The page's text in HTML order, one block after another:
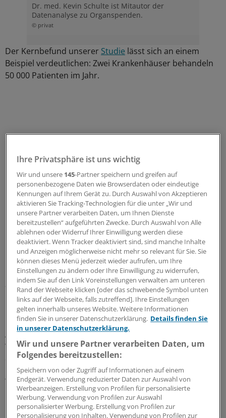
Dr. med. Kevin Schulte ist Mitautor der
Datenanalyse zu Organspenden.
© privat
Der Kernbefund unserer Studie lässt sich an einem
Beispiel verdeutlichen: Zwei Krankenhäuser behandeln
50 000 Patienten im Jahr.
Die Anzahl der Verstorbenen, die für eine Organspende
in Frage kommen, unterscheidet sich nicht zwischen den
Kliniken. Trotzdem kommt es in dem einen Krankenhaus
nur einmal zu einer Organspende, wohingegen in dem
anderen 15 Spenden stattfinden.
Dieser Befund kann weder durch die Einstellung der
Bevölkerung zu Organspenden noch durch die
geltenden rechtlichen Rahmenbedingungen erklärt
werden – diese gelten für beide Kliniken gleichermaßen.
So unangenehm es auch ist: Das Problem besteht in den
Krankenhäusern und muss auch dort gelöst werden.
Wenn das gelingt, könnte die Anzahl der Organspenden
in Deutschland unter den aktuellen
Rahmenbedingungen verdreifacht werden.
Ihre Privatsphäre ist uns wichtig
Wir und unsere 145-Partner speichern und greifen auf
personenbezogene Daten wie Browserdaten oder eindeutige
Kennungen auf Ihrem Gerät zu. Durch Auswahl von Akzeptieren
aktivieren Sie Tracking-Technologien für die unter „Wir und
unsere Partner verarbeiten Daten, um Ihnen Dienste
bereitzustellen“ aufgeführten Zwecke. Durch Auswahl von Alle
ablehnen oder Widerruf Ihrer Einwilligung werden diese
deaktiviert. Wenn Tracker deaktiviert sind, sind manche Inhalte
und Anzeigen möglicherweise nicht mehr so relevant für Sie. Sie
können dieses Menü jederzeit wieder aufrufen, um Ihre
Einstellungen zu ändern oder Ihre Einwilligung zu widerrufen,
indem Sie auf den Link Voreinstellungen verwalten am unteren
Rand der Webseite klicken [oder das schwebende Symbol unten
links auf der Webseite, falls zutreffend]. Ihre Einstellungen
gelten innerhalb unseres Website. Weitere Informationen
finden Sie in unserer Datenschutzerklärung. Details finden Sie
in unserer Datenschutzerklärung.
Wir und unsere Partner verarbeiten Daten, um
Folgendes bereitzustellen:
Speichern von oder Zugriff auf Informationen auf einem
Endgerät. Verwendung reduzierter Daten zur Auswahl von
Werbeanzeigen. Erstellung von Profilen für personalisierte
Werbung. Verwendung von Profilen zur Auswahl
personalisierter Werbung. Erstellung von Profilen zur
Personalisierung von Inhalten. Verwendung von Profilen zur